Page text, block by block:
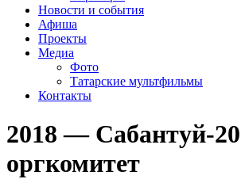
Новости и события
Афиша
Проекты
Медиа
Фото
Татарские мультфильмы
Контакты
2018 — Сабантуй-
оргкомитет